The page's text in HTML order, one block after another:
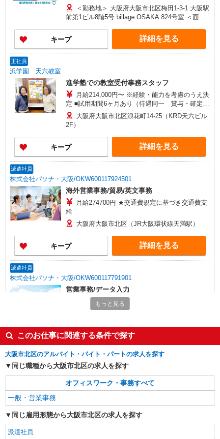
年齢を考慮の上、当社規定により決定いたします
※昇給・賞与は業績、実績等による ※初年度は賞
与を在籍期間に応じて支給するため、 入社時期
によっては年収例と同額にならない場合がありま
す 2年目以降の賞与は満額支給となります ※給
与体系や評価制度の詳細については、面接時・入
＜勤務地＞ 大阪府大阪市北区梅田1-3-1 大阪駅
前第1ビル8階5号 billage OSAKA 824号室 ＜面接
1丁目5番29号 （大阪メトロ「大阪港」駅 1番出口
より徒歩3分） 地図
◇https://maps.app.goo.gl/XwttAeg3PpBcS5FF8
キープ 詳細を見る
正社員
浜学園 天六教室
進学塾での教室受付事務スタッフ
月給214,000円〜 ※経験・能力を考慮のうえ決
定 ■試用期間6ヶ月あり（待遇同一 賞与・確定拠
出年金はなし） ※固定残業代（月6.5時間・
10,000円）含む ※固定残業代は残業がない場合も
支給し、超過分は別途支給致します。
大阪府大阪市北区浪花町14-25（KRD天六ビル
2F）
キープ 詳細を見る
派遣社員
株式会社パソナ・大阪/OKW600117924501
海外営業事務/貿易/英文事務
月給274700円 ★交通費規定に基づき交通費支
給
大阪府大阪市北区（JR大阪環状線天満駅）
キープ 詳細を見る
派遣社員
株式会社パソナ・大阪/OKW600117791901
営業事務/データ入力
月給241000円 ★交通費規定に基づき交通費支
キープ 詳細を見る
派遣社員
株式会社パソナ・大阪/OKW600116914701
一般事務/人事労務
給
もっと見る
このお仕事に関連する条件で探す
大阪市北区のアルバイト・バイト・パートの求人を探す
同じ職種から大阪市北区の求人を探す
オフィスワーク・事務すべて
一般・営業事務
同じ雇用形態から大阪市北区の求人を探す
派遣社員